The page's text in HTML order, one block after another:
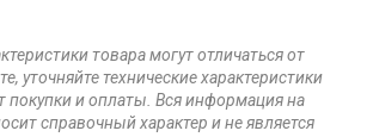
товара могут отличаться от
уточняйте технические характеристики
покупки и оплаты. Вся информация на
справочный характер и не является